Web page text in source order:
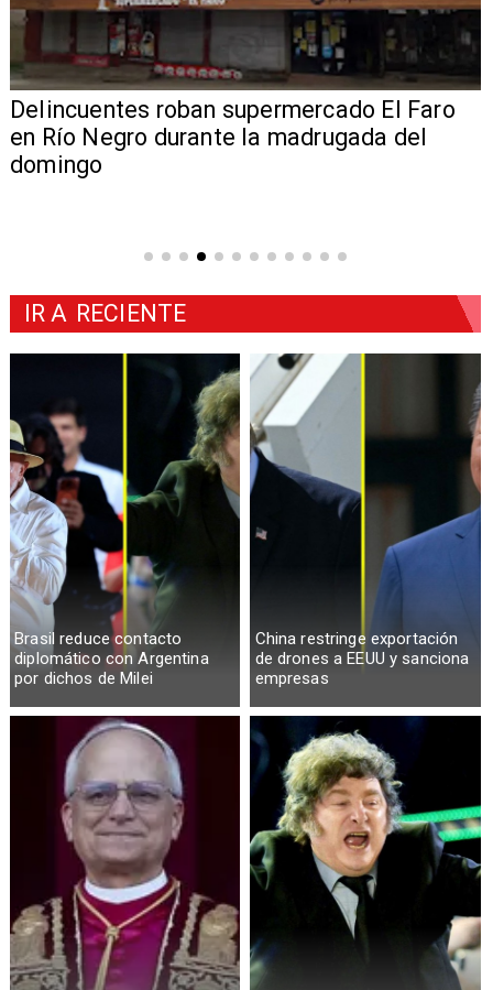
Delincuentes roban supermercado El Faro
en Río Negro durante la madrugada del
domingo
Brasil reduce contacto
diplomático con Argentina
por dichos de Milei
China restringe exportación
de drones a EEUU y sanciona
empresas
IR A RECIENTE